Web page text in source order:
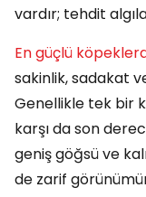
vardır; tehdit
En güçlü
sakinlik, sadakat
Genellikle tek bir
karşı da son
geniş göğsü ve
de zarif